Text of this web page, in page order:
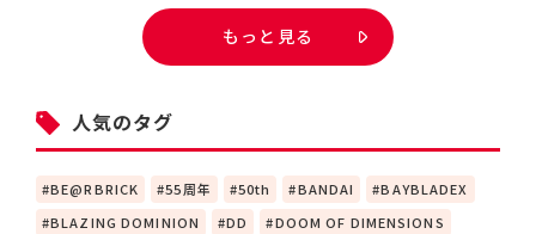
もっと見る
人気のタグ
BE@RBRICK 55周年 50th BANDAI
BAYBLADEX
BLAZING DOMINION
DD
DOOM OF DIMENSIONS